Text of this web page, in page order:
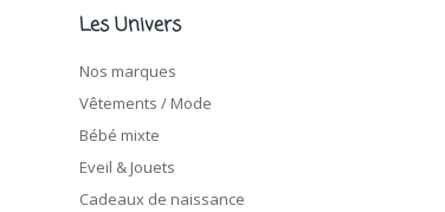
Les Univers
Nos marques
Vêtements / Mode
Bébé mixte
Eveil & Jouets
Cadeaux de naissance